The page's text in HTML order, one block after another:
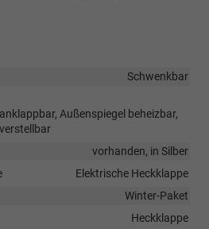
Schwenkbar
Außenspiegel beheizbar,
vorhanden, in Silber
Elektrische Heckklappe
Winter-Paket
Heckklappe